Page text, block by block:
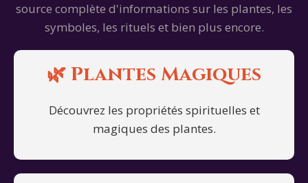
source complète d'informations sur les plantes, les
symboles, les rituels et bien plus encore.
🌿 Plantes Magiques
Découvrez les propriétés spirituelles et
magiques des plantes.